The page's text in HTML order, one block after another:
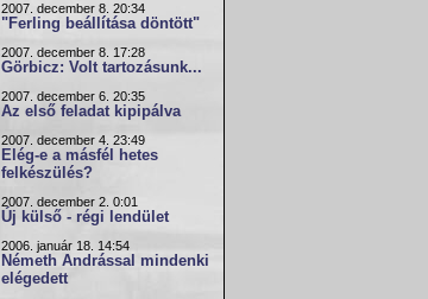
2007. december 8. 20:34
"Ferling beállítása döntött"
2007. december 8. 17:28
Görbicz: Volt tartozásunk...
2007. december 6. 20:35
Az első feladat kipipálva
2007. december 4. 23:49
Elég-e a másfél hetes
felkészülés?
2007. december 2. 0:01
Új külső - régi lendület
2006. január 18. 14:54
Németh Andrással mindenki
elégedett